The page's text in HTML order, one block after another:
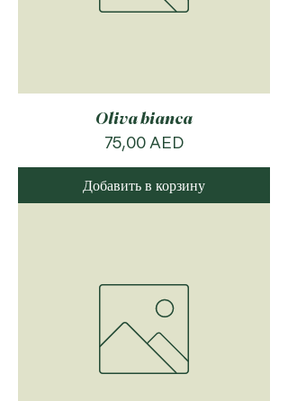
Oliva bianca
Цена
75,00 AED
Добавить в корзину